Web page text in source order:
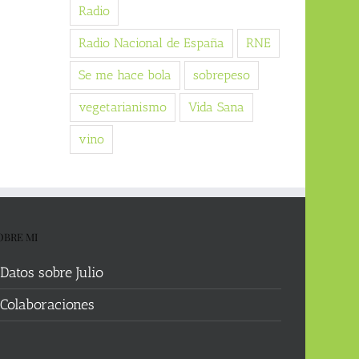
Radio
Radio Nacional de España RNE
Se me hace bola sobrepeso
vegetarianismo Vida Sana
vino
MI
Datos sobre Julio
Colaboraciones